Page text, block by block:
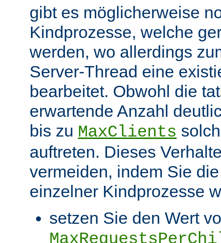
gibt es möglicherweise
Kindprozesse, welche
werden, wo allerdings
Server-Thread eine
bearbeitet. Obwohl die
erwartende Anzahl
bis zu MaxClients
auftreten. Dieses
vermeiden, indem Sie
einzelner Kindprozesse
setzen Sie den Wert